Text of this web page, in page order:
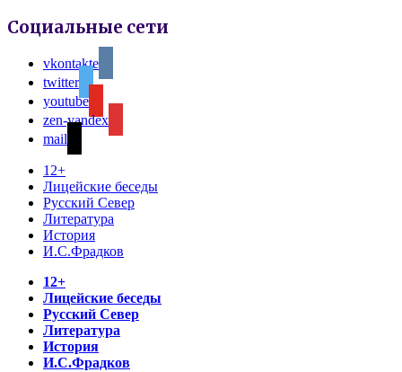
Социальные сети
vkontakte
twitter
youtube
zen-yandex
mail
12+
Лицейские беседы
Русский Север
Литература
История
И.С.Фрадков
12+
Лицейские беседы
Русский Север
Литература
История
И.С.Фрадков